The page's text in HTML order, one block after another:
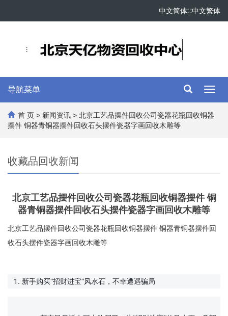
中文繁体
∷
中文简体
导航菜单
首 页 > 新闻资讯 > 北京工艺品摆件回收公司瓷器花瓶回收铜器
摆件 铜器青铜器摆件回收石头摆件瓷器字画回收木雕等
收藏品回收新闻
北京工艺品摆件回收公司瓷器花瓶回收铜器摆件 铜
器青铜器摆件回收石头摆件瓷器字画回收木雕等
北京工艺品摆件回收公司瓷器花瓶回收铜器摆件 铜器青铜器摆件回
收石头摆件瓷器字画回收木雕等
新手购买“招财进宝”风水石，不幸遭遇骗局